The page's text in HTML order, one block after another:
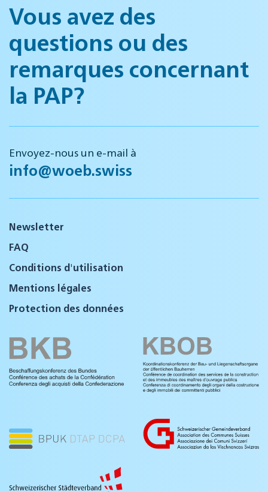
Vous avez des
questions ou des
remarques concernant
la PAP?
Envoyez-nous un e-mail à
info@woeb.swiss
Newsletter
FAQ
Conditions d'utilisation
Mentions légales
Protection des données